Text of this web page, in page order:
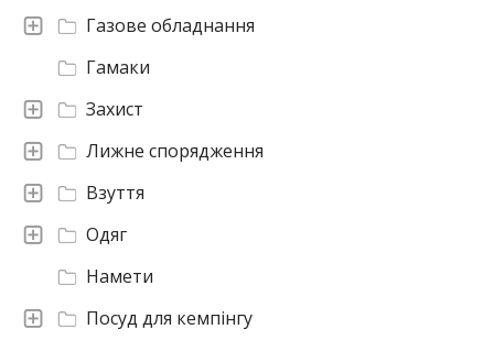
Посуд для кемпінгу
Намети
Одяг
Взуття
Лижне спорядження
Захист
Гамаки
Газове обладнання